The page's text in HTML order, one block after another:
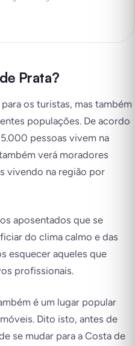
Prata?
os turistas, mas também
populações. De acordo
pessoas vivem na
verá moradores
vivendo na região por
aposentados que se
do clima calmo e das
esquecer aqueles que
profissionais.
é um lugar popular
Dito isto, antes de
se mudar para a Costa de